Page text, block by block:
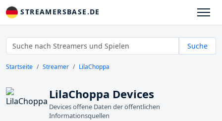
STREAMERSBASE.DE
Suche
Startseite Streamer LilaChoppa
LilaChoppa Devices
Devices offene Daten der öffentlichen
Informationsquellen